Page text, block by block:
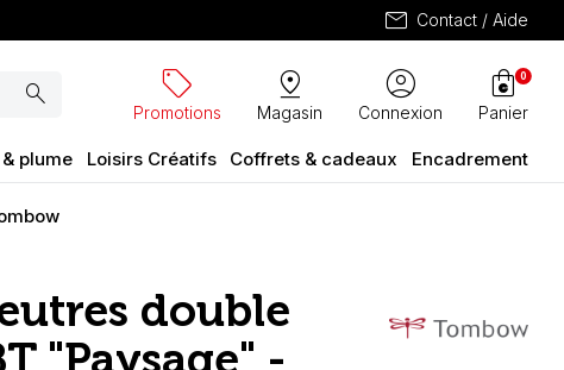
mail Contact / Aide
search sell
Promotions
pin_drop
Magasin
account_circle
Connexion
shopping_bag
Panier
0
plume Loisirs Créatifs Coffrets & cadeaux Encadrement
double